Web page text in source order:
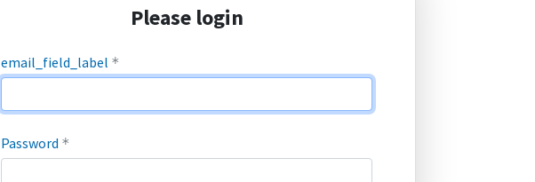
Please login
email_field_label *
Password *